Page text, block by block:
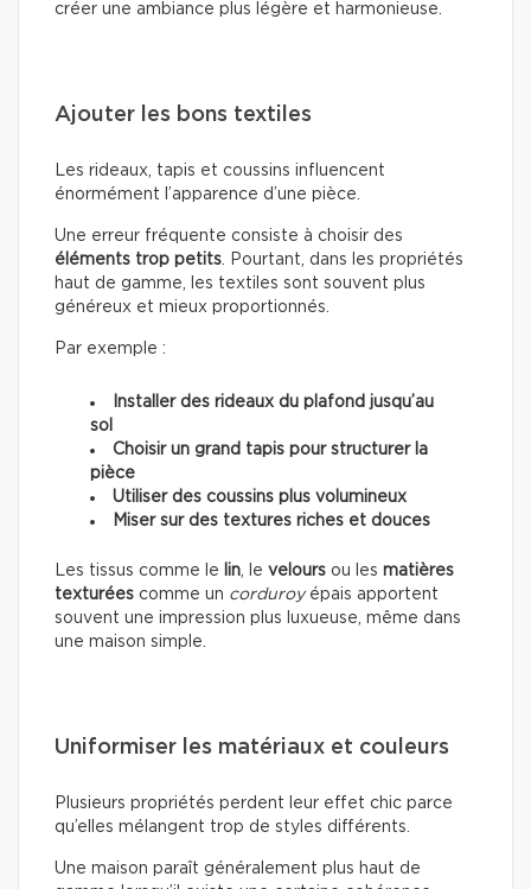
créer une ambiance plus légère et harmonieuse.
Ajouter les bons textiles
Les rideaux, tapis et coussins influencent
énormément l’apparence d’une pièce.
Une erreur fréquente consiste à choisir des
éléments trop petits. Pourtant, dans les propriétés
haut de gamme, les textiles sont souvent plus
généreux et mieux proportionnés.
Par exemple :
Installer des rideaux du plafond jusqu’au
sol
Choisir un grand tapis pour structurer la
pièce
Utiliser des coussins plus volumineux
Miser sur des textures riches et douces
Les tissus comme le lin, le velours ou les matières
texturées comme un corduroyépais apportent
souvent une impression plus luxueuse, même dans
une maison simple.
Uniformiser les matériaux et couleurs
Plusieurs propriétés perdent leur effet chic parce
qu’elles mélangent trop de styles différents.
Une maison paraît généralement plus haut de